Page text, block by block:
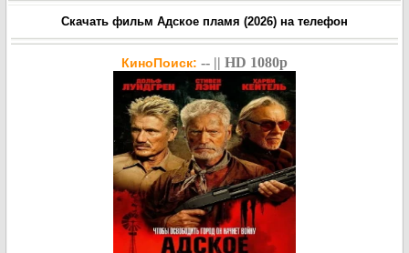
Скачать фильм Адское пламя (2026) на телефон
КиноПоиск: -- || HD 1080p